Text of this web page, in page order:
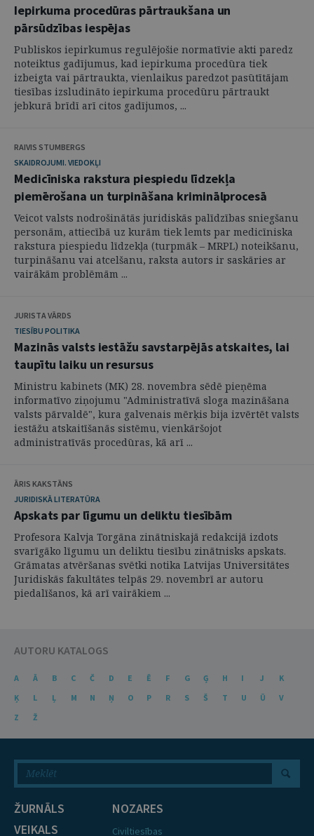
Iepirkuma procedūras pārtraukšana un
pārsūdzības iespējas
Publiskos iepirkumus regulējošie normatīvie akti paredz
noteiktus gadījumus, kad iepirkuma procedūra tiek
izbeigta vai pārtraukta, vienlaikus paredzot pasūtītājam
tiesības izsludināto iepirkuma procedūru pārtraukt
jebkurā brīdī arī citos gadījumos, ...
RAIVIS STUMBERGS
SKAIDROJUMI. VIEDOKĻI
Medicīniska rakstura piespiedu līdzekļa
piemērošana un turpināšana kriminālprocesā
Veicot valsts nodrošinātās juridiskās palīdzības sniegšanu
personām, attiecībā uz kurām tiek lemts par medicīniska
rakstura piespiedu līdzekļa (turpmāk – MRPL) noteikšanu,
turpināšanu vai atcelšanu, raksta autors ir saskāries ar
vairākām problēmām ...
JURISTA VĀRDS
TIESĪBU POLITIKA
Mazinās valsts iestāžu savstarpējās atskaites, lai
taupītu laiku un resursus
Ministru kabinets (MK) 28. novembra sēdē pieņēma
informatīvo ziņojumu "Administratīvā sloga mazināšana
valsts pārvaldē", kura galvenais mērķis bija izvērtēt valsts
iestāžu atskaitīšanās sistēmu, vienkāršojot
administratīvās procedūras, kā arī ...
ĀRIS KAKSTĀNS
JURIDISKĀ LITERATŪRA
Apskats par līgumu un deliktu tiesībām
Profesora Kalvja Torgāna zinātniskajā redakcijā izdots
svarīgāko līgumu un deliktu tiesību zinātnisks apskats.
Grāmatas atvēršanas svētki notika Latvijas Universitātes
Juridiskās fakultātes telpās 29. novembrī ar autoru
piedalīšanos, kā arī vairākiem ...
AUTORU KATALOGS
A Ā B C Č D E Ē F G Ģ H I J
K
Ķ
L Ļ M N Ņ O P R S Š T U Ū
V
Z
Ž
ŽURNĀLS
VEIKALS
NOZARES
Civiltiesības